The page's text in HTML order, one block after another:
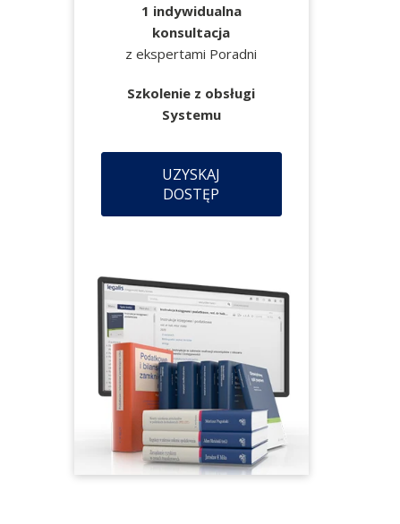
1 indywidualna
konsultacja
z ekspertami Poradni
Szkolenie z obsługi
Systemu
UZYSKAJ
DOSTĘP